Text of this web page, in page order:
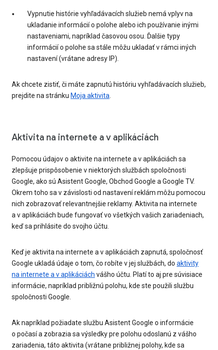
Vypnutie histórie vyhľadávacích služieb nemá vplyv na
ukladanie informácií o polohe alebo ich používanie inými
nastaveniami, napríklad časovou osou. Ďalšie typy
informácií o polohe sa stále môžu ukladať v rámci iných
nastavení (vrátane adresy IP).
Ak chcete zistiť, či máte zapnutú históriu vyhľadávacích služieb,
prejdite na stránku Moja aktivita.
Aktivita na internete a v aplikáciách
Pomocou údajov o aktivite na internete a v aplikáciách sa
zlepšuje prispôsobenie v niektorých službách spoločnosti
Google, ako sú Asistent Google, Obchod Google a Google TV.
Okrem toho sa v závislosti od nastavení reklám môžu pomocou
nich zobrazovať relevantnejšie reklamy. Aktivita na internete
a v aplikáciách bude fungovať vo všetkých vašich zariadeniach,
keď sa prihlásite do svojho účtu.
Keď je aktivita na internete a v aplikáciách zapnutá, spoločnosť
Google ukladá údaje o tom, čo robíte v jej službách, do aktivity
na internete a v aplikáciách vášho účtu. Platí to aj pre súvisiace
informácie, napríklad približnú polohu, kde ste použili službu
spoločnosti Google.
Ak napríklad požiadate službu Asistent Google o informácie
o počasí a zobrazia sa výsledky pre polohu odoslanú z vášho
zariadenia, táto aktivita (vrátane približnej polohy, kde sa